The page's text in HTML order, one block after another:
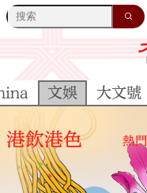
文娛 大文號
港飲港色 熱